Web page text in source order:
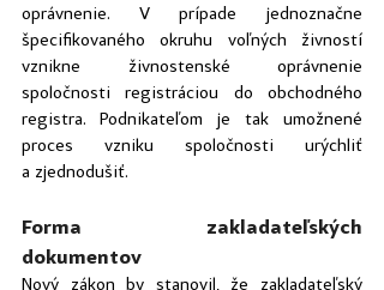
oprávnenie. V prípade jednoznačne
špecifikovaného okruhu voľných živností
vznikne živnostenské oprávnenie
spoločnosti registráciou do obchodného
registra. Podnikateľom je tak umožnené
proces vzniku spoločnosti urýchliť
a zjednodušiť.
Forma zakladateľských
dokumentov
Nový zákon by stanovil, že zakladateľský